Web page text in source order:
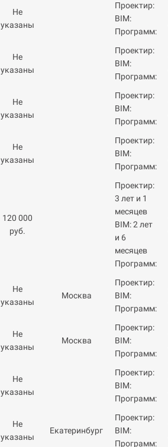
Не
указаны
Проектир:
BIM:
Программ:
Не
указаны
Проектир:
BIM:
Программ:
Не
указаны
Проектир:
BIM:
Программ:
Не
указаны
Проектир:
BIM:
Программ:
120 000
руб.
Проектир:
3 лет и 1
месяцев
BIM: 2 лет
и 6
месяцев
Программ:
Не
указаны
Москва
Проектир:
BIM:
Программ:
Не
указаны
Москва
Проектир:
BIM:
Программ:
Не
указаны
Проектир:
BIM:
Программ:
Не
указаны
Екатеринбург
Проектир:
BIM:
Программ: